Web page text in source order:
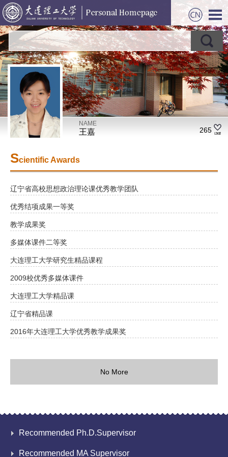
NAME
王嘉 265
Scientific Awards
辽宁省高校思想政治理论课优秀教学团队
优秀结项成果一等奖
教学成果奖
多媒体课件二等奖
大连理工大学研究生精品课程
2009校优秀多媒体课件
大连理工大学精品课
辽宁省精品课
2016年大连理工大学优秀教学成果奖
No More
Recommended Ph.D.Supervisor
Recommended MA Supervisor